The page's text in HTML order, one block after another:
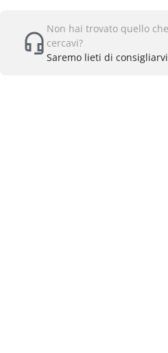
Non hai trovato quello che
cercavi?
Saremo lieti di